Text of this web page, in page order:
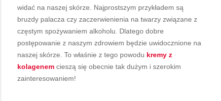
widać na naszej skórze. Najprostszym przykładem są
bruzdy palacza czy zaczerwienienia na twarzy związane z
częstym spożywaniem alkoholu. Dlatego dobre
postępowanie z naszym zdrowiem będzie uwidocznione na
naszej skórze. To właśnie z tego powodu kremy z
kolagenem cieszą się obecnie tak dużym i szerokim
zainteresowaniem!